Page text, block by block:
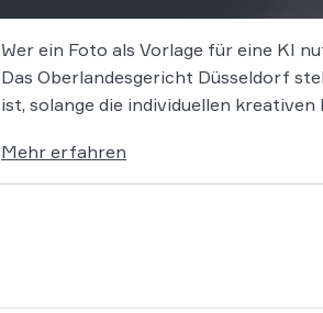
Wer ein Foto als Vorlage für eine KI
Das Oberlandesgericht Düsseldorf
ist, solange die individuellen
Mehr erfahren